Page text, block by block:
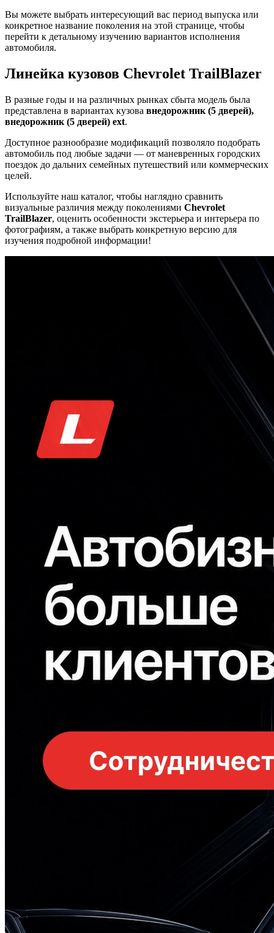
Вы можете выбрать интересующий вас период выпуска или
конкретное название поколения на этой странице, чтобы
перейти к детальному изучению вариантов исполнения
автомобиля.
Линейка кузовов Chevrolet TrailBlazer
В разные годы и на различных рынках сбыта модель была
представлена в вариантах кузова внедорожник (5 дверей),
внедорожник (5 дверей) ext.
Доступное разнообразие модификаций позволяло подобрать
автомобиль под любые задачи — от маневренных городских
поездок до дальних семейных путешествий или коммерческих
целей.
Используйте наш каталог, чтобы наглядно сравнить
визуальные различия между поколениями Chevrolet
TrailBlazer, оценить особенности экстерьера и интерьера по
фотографиям, а также выбрать конкретную версию для
изучения подробной информации!